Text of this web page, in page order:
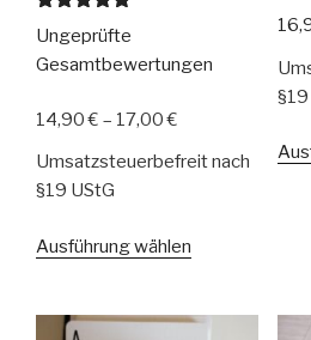
Bewertet
mit5.00
von 5
Ungeprüfte
Gesamtbewertungen
14,90€ – 17,00€
Umsatzsteuerbefreit nach
§19 UStG
Ausführung wählen
§19